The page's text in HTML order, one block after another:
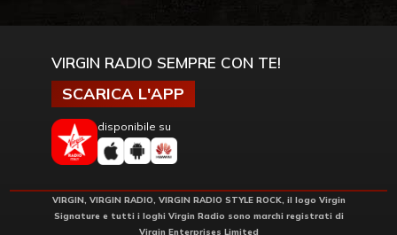
VIRGIN RADIO SEMPRE CON TE!
SCARICA L'APP
disponibile su
VIRGIN, VIRGIN RADIO, VIRGIN RADIO STYLE ROCK, il logo Virgin
Signature e tutti i loghi Virgin Radio sono marchi registrati di
Virgin Enterprises Limited